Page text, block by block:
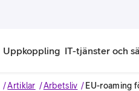
Uppkoppling IT-tjänster och
Artiklar Arbetsliv EU-roaming